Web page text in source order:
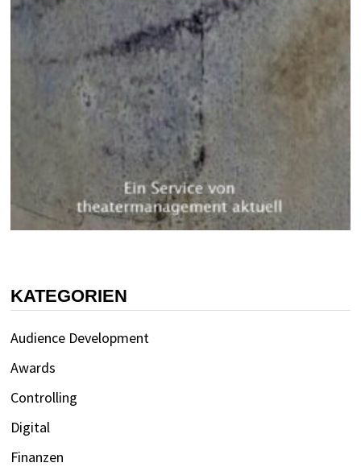
KATEGORIEN
Audience Development
Awards
Controlling
Digital
Finanzen